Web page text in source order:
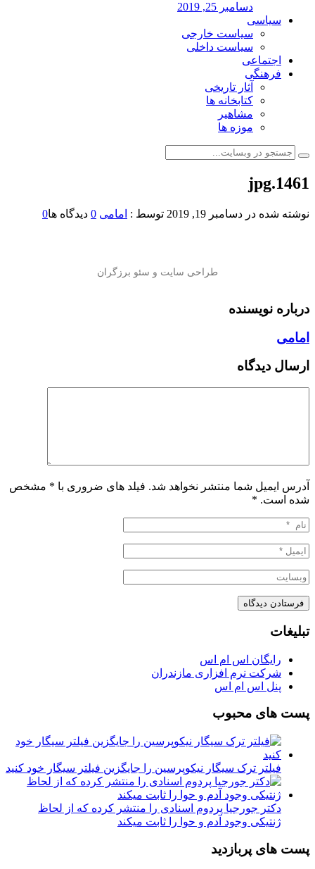
دسامبر 25, 2019
سیاسی
سیاست خارجی
سیاست داخلی
اجتماعی
فرهنگی
آثار تاریخی
کتابخانه ها
مشاهیر
موزه ها
1461.jpg
نوشته شده در دسامبر 19, 2019 توسط : امامی 0 دیدگاه ها0
درباره نویسنده
امامی
ارسال دیدگاه
آدرس ایمیل شما منتشر نخواهد شد. فیلد های ضروری با * مشخص
شده است. *
تبلیغات
رایگان اس ام اس
شرکت نرم افزاری مازندران
پنل اس ام اس
پست های محبوب
فیلتر ترک سیگار نیکوپرسین را جایگزین فیلتر سیگار خود کنید
دکتر جورجیا پردوم اسنادی را منتشر کرده که از لحاظ
ژنتیکی وجود آدم و حوا را ثابت میکند
پست های پربازدید